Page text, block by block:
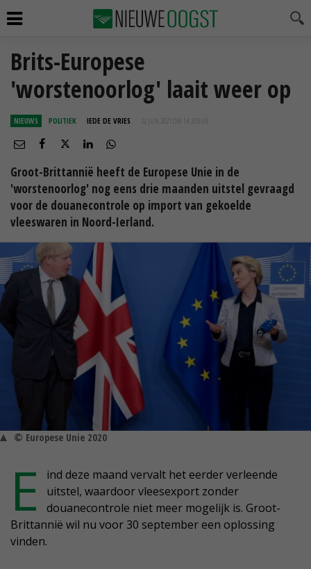
Brits-Europese
'worstenoorlog' laait weer op
NIEUWS POLITIEK IEDE DE VRIES 22 JUN 2021 OM 14:32
Groot-Brittannië heeft de Europese Unie in de
'worstenoorlog' nog eens drie maanden uitstel gevraagd
voor de douanecontrole op import van gekoelde
vleeswaren in Noord-Ierland.
© Europese Unie 2020
E
ind deze maand vervalt het eerder verleende
uitstel, waardoor vleesexport zonder
douanecontrole niet meer mogelijk is. Groot-
Brittannië wil nu voor 30 september een oplossing
vinden.